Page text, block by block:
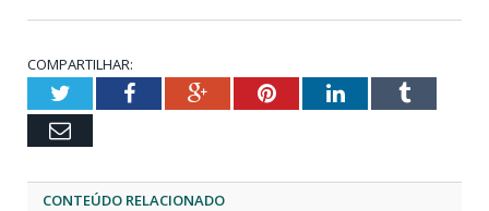
COMPARTILHAR:
TwitterFacebookGoogle+PinterestLinkedInTumblr
Email
CONTEÚDO RELACIONADO